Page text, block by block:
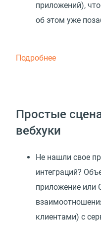
приложений),
об этом уже
Подробнее
Простые
вебхуки
Не нашли свое
интеграций?
приложение или
клиентами) с